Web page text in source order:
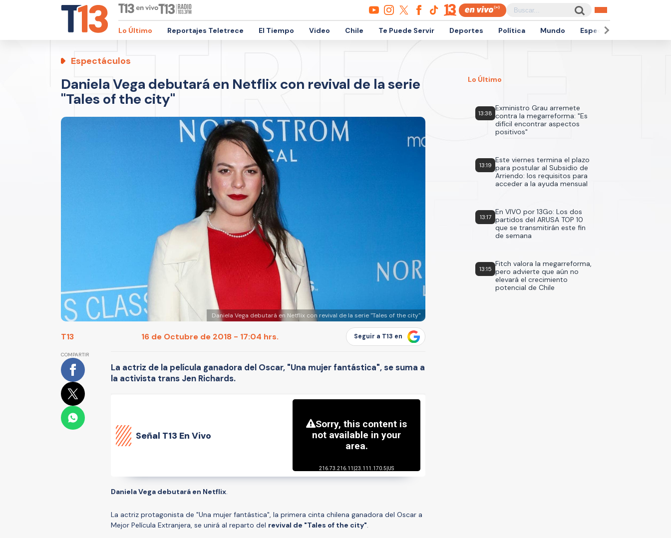
Lo Último Reportajes Teletrece El Tiempo Video Chile Te Puede Servir Deportes Política Mundo Espectáculos
Espectáculos
Daniela Vega debutará en Netflix con revival de la serie
"Tales of the city"
Daniela Vega debutará en Netflix con revival de la serie "Tales of the city"
T13 16 de Octubre de 2018 - 17:04 hrs. Seguir a T13 en
COMPARTIR
La actriz de la película ganadora del Oscar, "Una mujer fantástica", se suma a
la activista trans Jen Richards.
Señal T13 En Vivo
Daniela Vega debutará en Netflix.
La actriz protagonista de "Una mujer fantástica", la primera cinta chilena ganadora del Oscar a
Mejor Película Extranjera, se unirá al reparto del revival de "Tales of the city".
Lo Último
13:38
Exministro Grau arremete
contra la megarreforma: "Es
difícil encontrar aspectos
positivos"
13:19
Este viernes termina el plazo
para postular al Subsidio de
Arriendo: los requisitos para
acceder a la ayuda mensual
13:17
En VIVO por 13Go: Los dos
partidos del ARUSA TOP 10
que se transmitirán este fin
de semana
13:15
Fitch valora la megarreforma,
pero advierte que aún no
elevará el crecimiento
potencial de Chile